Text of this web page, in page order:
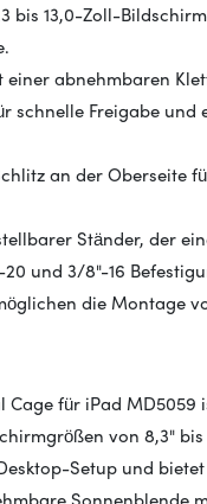
bis 13,0-Zoll-
einer abnehmbaren
schnelle Freigabe
an der Oberseite
Ständer, der
20 und 3/8"-16
die Montage
Cage für iPad
von 8,3"
Setup und